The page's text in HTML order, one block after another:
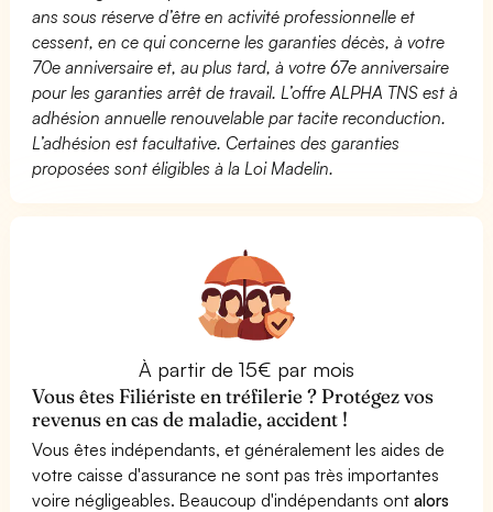
ans sous réserve d’être en activité professionnelle et
cessent, en ce qui concerne les garanties décès, à votre
70e anniversaire et, au plus tard, à votre 67e anniversaire
pour les garanties arrêt de travail. L’offre ALPHA TNS est à
adhésion annuelle renouvelable par tacite reconduction.
L’adhésion est facultative. Certaines des garanties
proposées sont éligibles à la Loi Madelin.
À partir de 15€ par mois
Vous êtes Filiériste en tréfilerie ? Protégez vos
revenus en cas de maladie, accident !
Vous êtes indépendants, et généralement les aides de
votre caisse d'assurance ne sont pas très importantes
voire négligeables. Beaucoup d'indépendants ontalors